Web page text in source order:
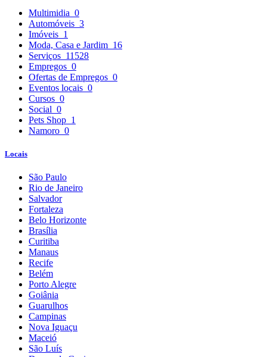
Multimidia 0
Automóveis 3
Imóveis 1
Moda, Casa e Jardim 16
Serviços 11528
Empregos 0
Ofertas de Empregos 0
Eventos locais 0
Cursos 0
Social 0
Pets Shop 1
Namoro 0
Locais
São Paulo
Rio de Janeiro
Salvador
Fortaleza
Belo Horizonte
Brasília
Curitiba
Manaus
Recife
Belém
Porto Alegre
Goiânia
Guarulhos
Campinas
Nova Iguaçu
Maceió
São Luís